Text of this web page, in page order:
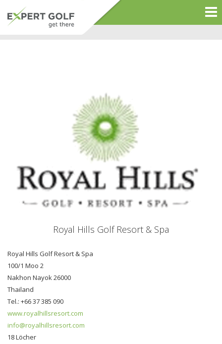
Royal Hills Golf Resort & Spa
Royal Hills Golf Resort & Spa
100/1 Moo 2
Nakhon Nayok 26000
Thailand
Tel.: +66 37 385 090
www.royalhillsresort.com
info@royalhillsresort.com
18 Löcher